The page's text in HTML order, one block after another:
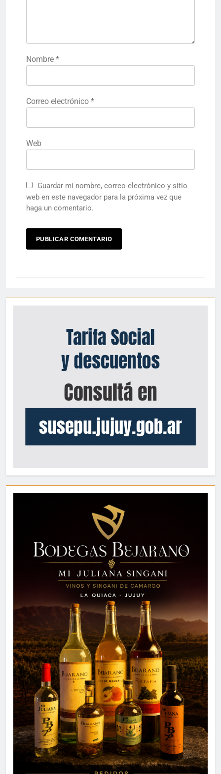
Nombre *
Correo electrónico *
Web
Guardar mi nombre, correo electrónico y sitio
web en este navegador para la próxima vez que
haga un comentario.